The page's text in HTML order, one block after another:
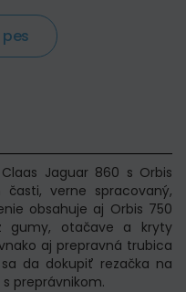
Jaguar 860 s Orbis
verne spracovaný,
obsahuje aj Orbis 750
gumy, otačave a kryty
aj prepravná trubica
da dokupiť rezačka na
preprávnikom.